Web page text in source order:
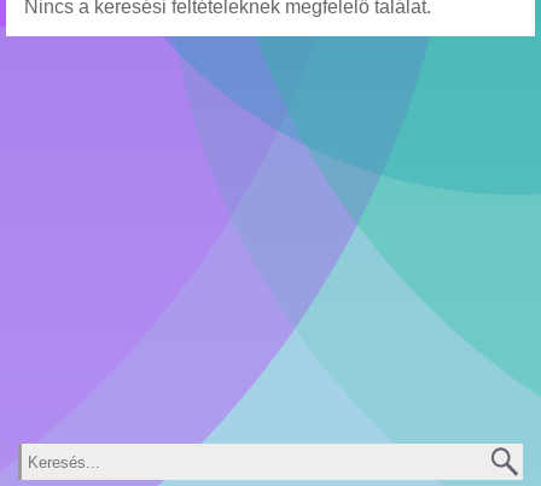
Nincs a keresési feltételeknek megfelelő találat.
Keresés